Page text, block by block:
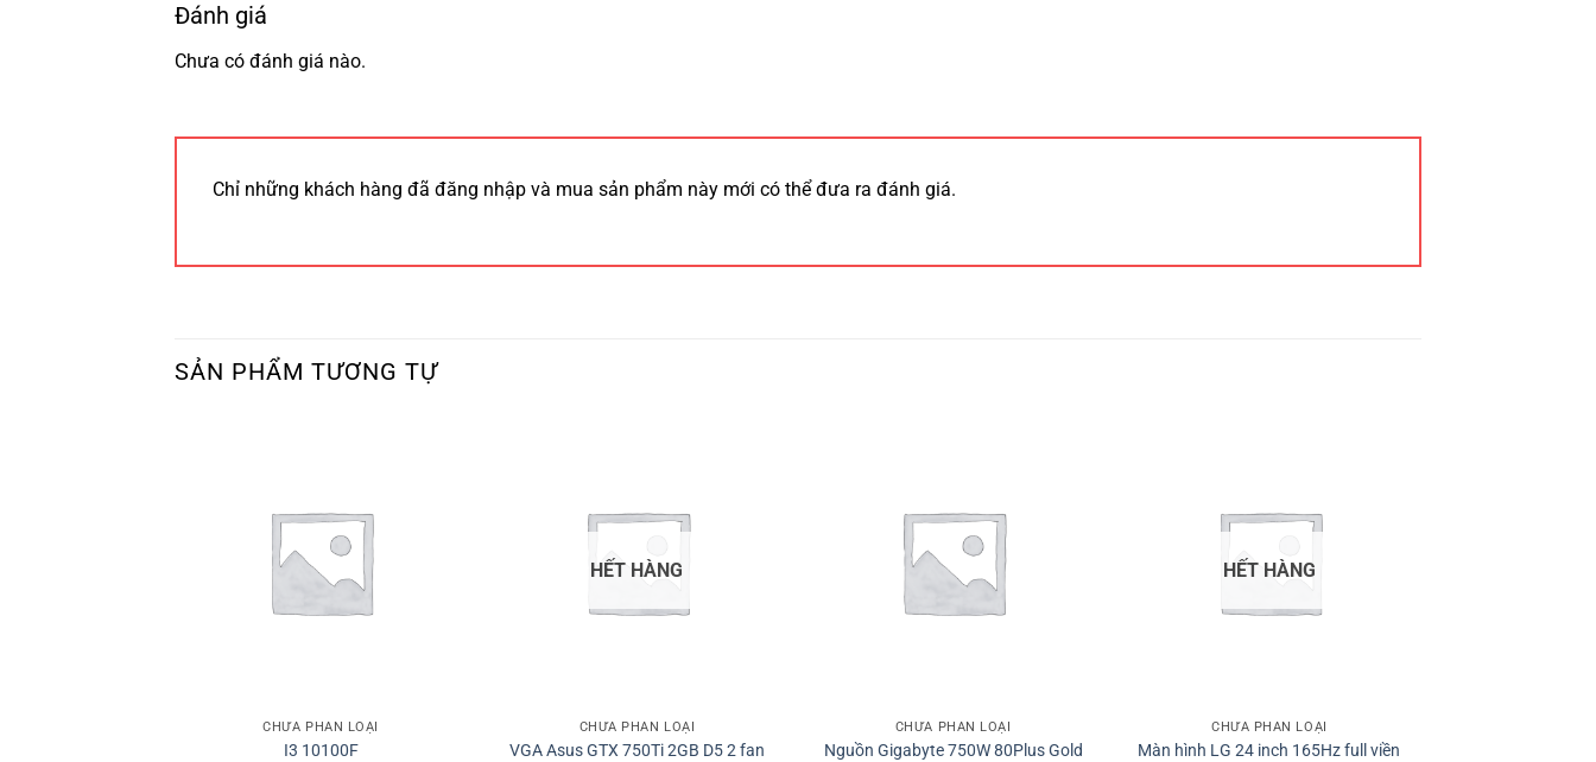
Đánh giá
Chưa có đánh giá nào.
Chỉ những khách hàng đã đăng nhập và mua sản phẩm này mới có thể đưa ra đánh giá.
SẢN PHẨM TƯƠNG TỰ
CHƯA PHÂN LOẠI
I3 10100F
HẾT HÀNG
CHƯA PHÂN LOẠI
VGA Asus GTX 750Ti 2GB D5 2 fan
CHƯA PHÂN LOẠI
Nguồn Gigabyte 750W 80Plus Gold
HẾT HÀNG
CHƯA PHÂN LOẠI
Màn hình LG 24 inch 165Hz full viền